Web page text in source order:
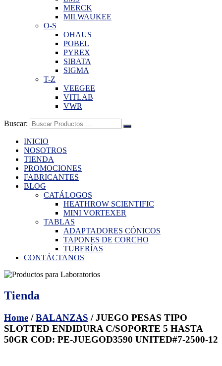
MERCK
MILWAUKEE
O-S
OHAUS
POBEL
PYREX
SIBATA
SIGMA
T-Z
VEEGEE
VITLAB
VWR
Buscar:
INICIO
NOSOTROS
TIENDA
PROMOCIONES
FABRICANTES
BLOG
CATÁLOGOS
HEATHROW SCIENTIFIC
MINI VORTEXER
TABLAS
ADAPTADORES CÓNICOS
TAPONES DE CORCHO
TUBERÍAS
CONTÁCTANOS
Tienda
Home /BALANZAS / JUEGO PESAS TIPO
SLOTTED ENDIDURA C/SOPORTE 5 HASTA
50GR COD: PE-JUEGOD3590 UNITED#7-2500-12